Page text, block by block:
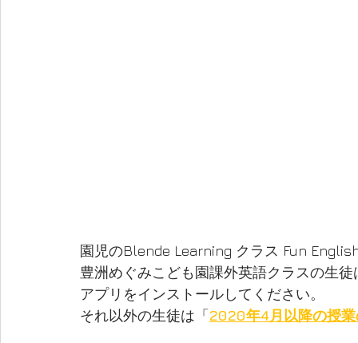
園児のBlende Learning クラス Fun
豊洲めぐみこども園課外英語クラスの生徒
アプリをインストールしてください。
それ以外の生徒は「 2020年4月以降の授